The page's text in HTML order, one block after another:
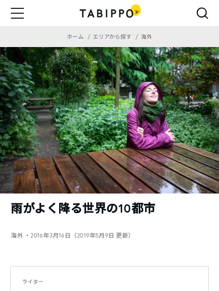
ホーム エリアから探す 海外
雨がよく降る世界の10都市
海外 ・2016年3月16日（2019年5月9日 更新）
ライター